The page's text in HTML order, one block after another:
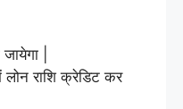
|
राशि क्रेडिट कर